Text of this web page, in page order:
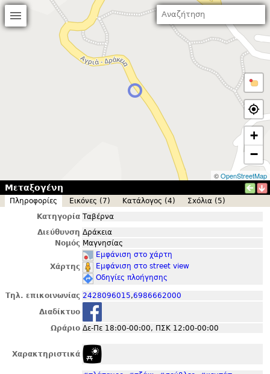
+
−
©OpenStreetMap
Μεταξογένη
Πληροφορίες Εικόνες (7) Κατάλογος (4)
Σxόλια (5)
Κατηγορία Ταβέρνα
Διεύθυνση Δράκεια
Νομός Μαγνησίας
Χάρτης
Εμφάνιση στο χάρτη
Εμφάνιση στο street view
Οδηγίες πλοήγησης
Τηλ. επικοινωνίας 2428096015,6986662000
Διαδίκτυο
Ωράριο Δε-Πε 18:00-00:00, ΠΣΚ 12:00-00:00
Χαρακτηριστικά